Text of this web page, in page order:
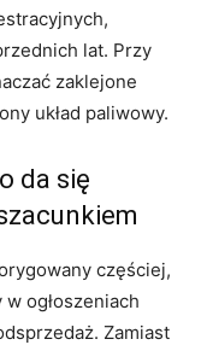
lat. Przy
zaklejone
układ paliwowy.
da się
częściej,
ogłoszeniach
Zamiast